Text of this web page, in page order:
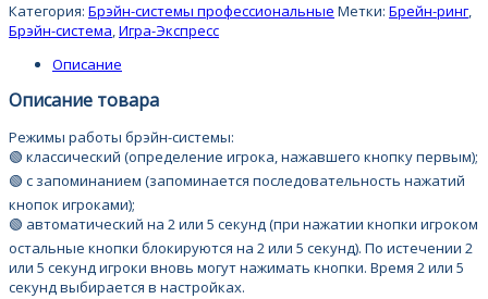
Категория: Брэйн-системы профессиональные Метки: Брейн-ринг,
Брэйн-система,Игра-Экспресс
Описание
Описание товара
Режимы работы брэйн-системы:
🟢 классический (определение игрока, нажавшего кнопку первым);
🟢 с запоминанием (запоминается последовательность нажатий
кнопок игроками);
🟢 автоматический на 2 или 5 секунд (при нажатии кнопки игроком
остальные кнопки блокируются на 2 или 5 секунд). По истечении 2
или 5 секунд игроки вновь могут нажимать кнопки. Время 2 или 5
секунд выбирается в настройках.